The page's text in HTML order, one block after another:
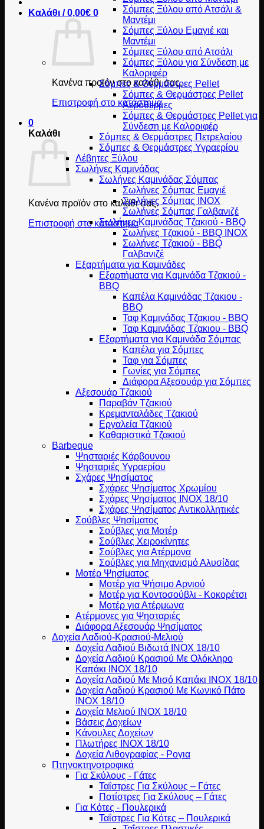
Καλάθι /0,00€ 0
Κανένα προϊόν στο καλάθι σας.
Επιστροφή στο κατάστημα
0
Καλάθι
Κανένα προϊόν στο καλάθι σας.
Επιστροφή στο κατάστημα
Σόμπες Ξύλου από Ατσάλι &
Μαντέμι
Σόμπες Ξύλου Εμαγιέ και
Μαντέμι
Σόμπες Ξύλου από Ατσάλι
Σόμπες Ξύλου για Σύνδεση με
Καλοριφέρ
Σόμπες & Θερμάστρες Pellet
Σόμπες & Θερμάστρες Pellet
Αερόθερμες
Σόμπες & Θερμάστρες Pellet για
Σύνδεση με Καλοριφέρ
Σόμπες & Θερμάστρες Πετρελαίου
Σόμπες & Θερμάστρες Υγραερίου
Λέβητες Ξύλου
Σωλήνες Καμινάδας
Σωλήνες Καμινάδας Σόμπας
Σωλήνες Σόμπας Εμαγιέ
Σωλήνες Σόμπας INOX
Σωλήνες Σόμπας Γαλβανιζέ
Σωλήνες Καμινάδας Τζακιού - BBQ
Σωλήνες Τζακιού - BBQ INOX
Σωλήνες Τζακιού - BBQ
Γαλβανιζέ
Εξαρτήματα για Καμινάδες
Εξαρτήματα για Καμινάδα Τζακιού -
BBQ
Καπέλα Καμινάδας Τζακιου -
BBQ
Ταφ Καμινάδας Τζακιου - BBQ
Ταφ Καμινάδας Τζακιου - BBQ
Εξαρτήματα για Καμινάδα Σόμπας
Καπέλα για Σόμπες
Ταφ για Σόμπες
Γωνίες για Σόμπες
Διάφορα Αξεσουάρ για Σόμπες
Αξεσουάρ Τζακιού
Παραβάν Τζακιού
Κρεμανταλάδες Τζακιού
Εργαλεία Τζακιού
Καθαριστικά Τζακιού
Barbeque
Ψησταριές Κάρβουνου
Ψησταριές Υγραερίου
Σχάρες Ψησίματος
Σχάρες Ψησίματος Χρωμίου
Σχάρες Ψησίματος INOX 18/10
Σχάρες Ψησίματος Αντικολλητικές
Σούβλες Ψησίματος
Σούβλες για Μοτέρ
Σούβλες Χειροκίνητες
Σούβλες για Ατέρμονα
Σούβλες για Μηχανισμό Αλυσίδας
Μοτέρ Ψησίματος
Μοτέρ για Ψήσιμο Αρνιού
Μοτέρ για Κοντοσούβλι - Κοκορέτσι
Μοτέρ για Ατέρμωνα
Ατέρμονες για Ψησταριές
Διάφορα Αξεσουάρ Ψησίματος
Δοχεία Λαδιού-Κρασιού-Μελιού
Δοχεία Λαδιού Βιδωτά ΙΝΟΧ 18/10
Δοχεία Λαδιού Κρασιού Με Ολόκληρο
Καπάκι ΙΝΟΧ 18/10
Δοχεία Λαδιού Με Μισό Καπάκι ΙΝΟΧ 18/10
Δοχεία Λαδιού Κρασιού Με Κωνικό Πάτο
ΙΝΟΧ 18/10
Δοχεία Μελιού ΙΝΟΧ 18/10
Βάσεις Δοχείων
Κάνουλες Δοχείων
Πλωτήρες INOX 18/10
Δοχεία Λιθογραφίας - Ρογια
Πτηνοκτηνοτροφικά
Για Σκύλους - Γάτες
Ταΐστρες Για Σκύλους – Γάτες
Ποτίστρες Για Σκύλους – Γάτες
Για Κότες - Πουλερικά
Ταΐστρες Για Κότες – Πουλερικά